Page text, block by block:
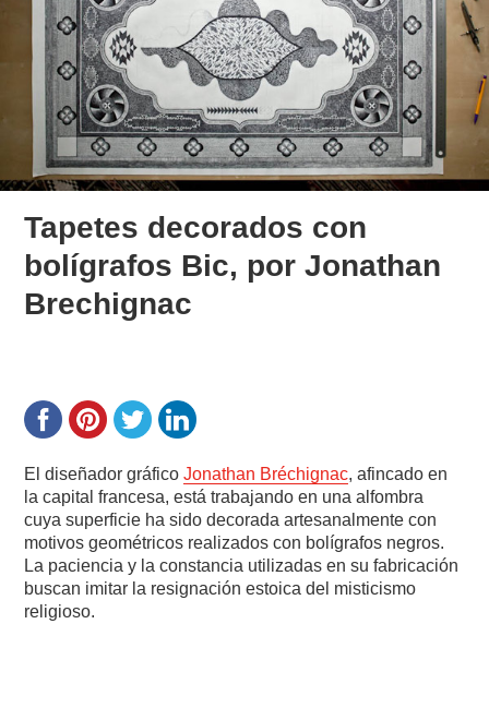
Tapetes decorados con
bolígrafos Bic, por Jonathan
Brechignac
El diseñador gráficoJonathan Bréchignac, afincado en
la capital francesa, está trabajando en una alfombra
cuya superficie ha sido decorada artesanalmente con
motivos geométricos realizados con bolígrafos negros.
La paciencia y la constancia utilizadas en su fabricación
buscan imitar la resignación estoica del misticismo
religioso.